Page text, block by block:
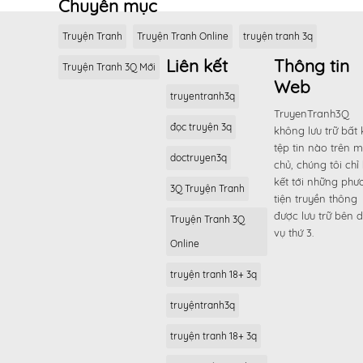
Chuyên mục
Truyện Tranh Truyện Tranh Online truyện tranh 3q
Truyện Tranh 3Q Mới Liên kết
truyentranh3q
đọc truyện 3q
doctruyen3q
3Q Truyện Tranh
Truyện Tranh 3Q
Online
truyện tranh 18+ 3q
truyệntranh3q
truyện tranh 18+ 3q
Thông tin
Web
TruyenTranh3Q
không lưu trữ bất
tệp tin nào trên
chủ, chúng tôi chỉ
kết tới những
tiện truyền thông
được lưu trữ bên
vụ thứ 3.